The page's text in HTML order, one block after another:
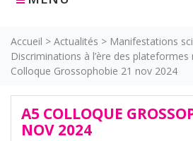
Accueil > Actualités > Manifestations
Discriminations à l’ère des plateformes
Colloque Grossophobie 21 nov 2024
A5 COLLOQUE
NOV 2024